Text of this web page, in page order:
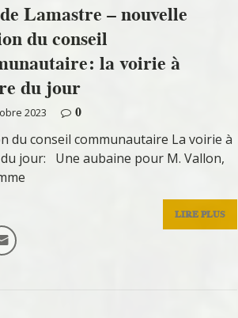
Lamastre – nouvelle
du conseil
la voirie à
du jour
2023
0
du conseil communautaire La voirie à
du jour: Une aubaine pour M. Vallon,
LIRE PLUS